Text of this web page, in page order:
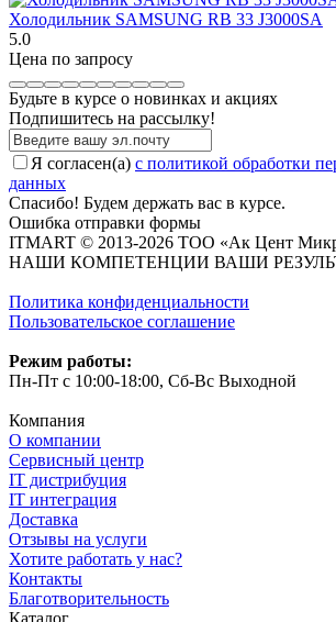
Холодильник SAMSUNG RB 33 J3000SA
5.0
Цена по запросу
Будьте в курсе о новинках и акциях
Подпишитесь на рассылкy!
Я согласен(a) с политикой обработки
данных
Спасибо! Будем держать вас в курсе.
Ошибка отправки формы
ITMART © 2013-2026 ТОО «Ак Цент
НАШИ КОМПЕТЕНЦИИ ВАШИ
Политика конфиденциальности
Пользовательское соглашение
Режим работы:
Пн-Пт с 10:00-18:00, Сб-Вс Выходной
Компания
О компании
Сервисный центр
IT дистрибуция
IT интеграция
Доставка
Отзывы на услуги
Хотите работать у нас?
Контакты
Благотворительность